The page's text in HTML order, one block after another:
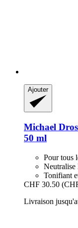
Ajouter
Michael
50 ml
Pour tous
Neutralise
Tonifiant
CHF 30.50
Livraison